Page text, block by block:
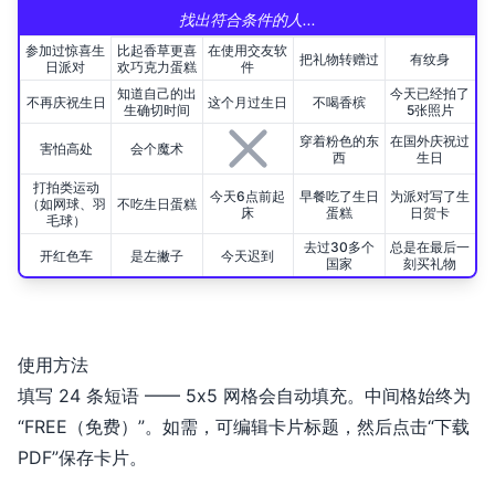
找出符合条件的人...
参加过惊喜生
日派对
比起香草更喜
欢巧克力蛋糕
在使用交友软
件
把礼物转赠过 有纹身
不再庆祝生日
知道自己的出
生确切时间
这个月过生日 不喝香槟
今天已经拍了
5张照片
害怕高处 会个魔术
穿着粉色的东
西
在国外庆祝过
生日
打拍类运动
（如网球、羽
毛球）
不吃生日蛋糕
今天6点前起
床
早餐吃了生日
蛋糕
为派对写了生
日贺卡
开红色车 是左撇子 今天迟到
去过30多个
国家
总是在最后一
刻买礼物
使用方法
填写 24 条短语 —— 5x5 网格会自动填充。中间格始终为
“FREE（免费）”。如需，可编辑卡片标题，然后点击“下载
PDF”保存卡片。